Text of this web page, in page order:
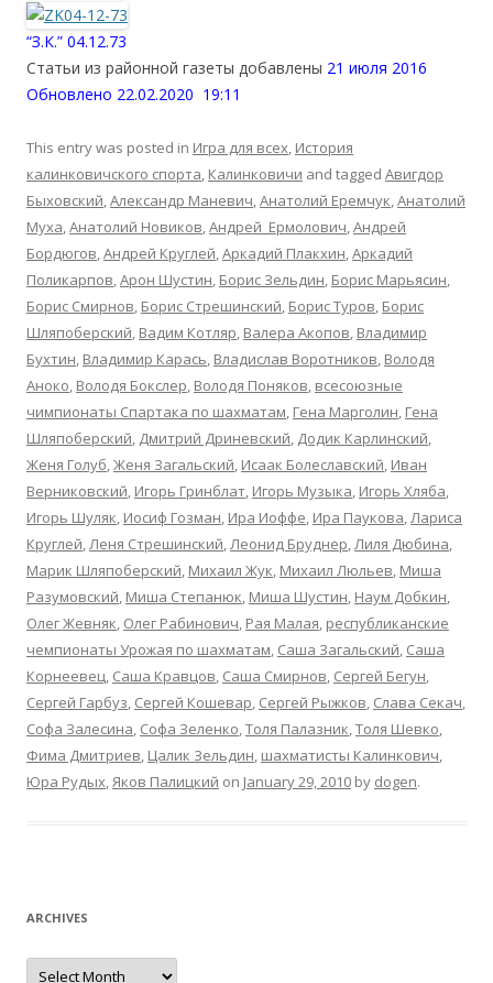
“З.К.” 04.12.73
Статьи из районной газеты добавлены 21 июля 2016
Обновлено 22.02.2020 19:11
This entry was posted in Игра для всех, История
калинковичского спорта, Калинковичи and tagged Авигдор
Быховский,Александр Маневич,Анатолий Еремчук,Анатолий
Муха,Анатолий Новиков,Андрей Ермолович,Андрей
Бордюгов,Андрей Круглей,Аркадий Плакхин,Аркадий
Поликарпов,Арон Шустин, Борис Зельдин, Борис Марьясин,
Борис Смирнов, Борис Стрешинский, Борис Туров, Борис
Шляпоберский, Вадим Котляр, Валера Акопов, Владимир
Бухтин, Владимир Карась, Владислав Воротников, Володя
Аноко, Володя Бокслер, Володя Поняков, всесоюзные
чимпионаты Спартака по шахматам, Гена Марголин, Гена
Шляпоберский, Дмитрий Дриневский, Додик Карлинский,
Женя Голуб,Женя Загальский, Иcаак Болеславский, Иван
Верниковский, Игорь Гринблат, Игорь Музыка, Игорь Хляба,
Игорь Шуляк, Иосиф Гозман, Ира Иоффе, Ира Паукова,Лариса
Круглей,Леня Стрешинский,Леонид Бруднер,Лиля Дюбина,
Марик Шляпоберский, Михаил Жук, Михаил Люльев, Миша
Разумовский, Миша Степанюк, Миша Шустин, Наум Добкин,
Олег Жевняк, Олег Рабинович, Рая Малая, республиканские
чемпионаты Урожая по шахматам, Саша Загальский, Саша
Корнеевец, Саша Кравцов, Саша Смирнов, Сергей Бегун,
Сергей Гарбуз, Сергей Кошевар, Сергей Рыжков, Слава Секач,
Софа Залесина, Софа Зеленко,Толя Палазник,Толя Шевко,
Фима Дмитриев, Цалик Зельдин, шахматисты Калинкович,
Юра Рудых,Яков Палицкий on January 29, 2010 by dogen.
ARCHIVES
Archives